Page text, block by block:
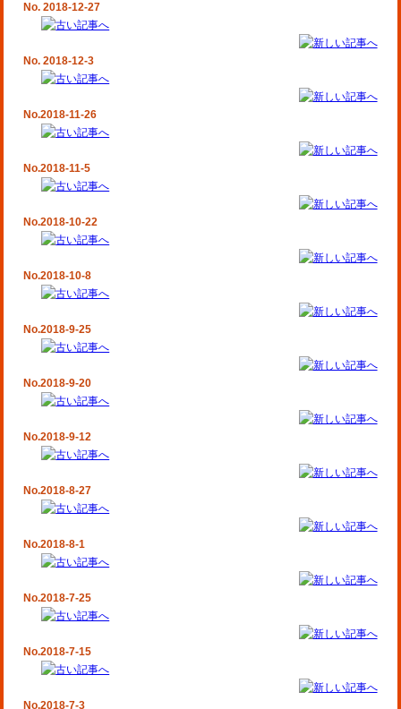
No. 2018-12-27
No. 2018-12-3
No.2018-11-26
No.2018-11-5
No.2018-10-22
No.2018-10-8
No.2018-9-25
No.2018-9-20
No.2018-9-12
No.2018-8-27
No.2018-8-1
No.2018-7-25
No.2018-7-15
No.2018-7-3